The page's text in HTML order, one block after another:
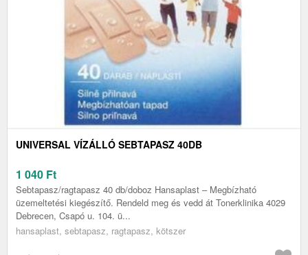
UNIVERSAL VÍZÁLLÓ SEBTAPASZ 40DB
1 040 Ft
Sebtapasz/ragtapasz 40 db/doboz Hansaplast – Megbízható
üzemeltetési kiegészítő. Rendeld meg és vedd át Tonerklinika 4029
Debrecen, Csapó u. 104. ü...
hansaplast, sebtapasz, ragtapasz, kötszer